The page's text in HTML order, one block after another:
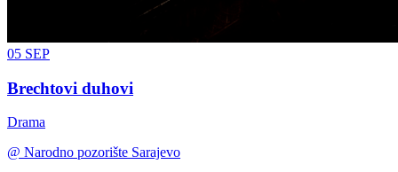
05 SEP
Brechtovi duhovi
Drama
@ Narodno pozorište Sarajevo